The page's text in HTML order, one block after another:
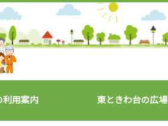
利用案内 東ときわ台の広場